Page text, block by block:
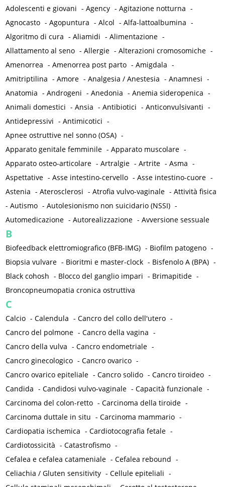
Adolescenti e giovani -Agency -Agitazione notturna -
Agnocasto -Agopuntura -Alcol -Alfa-lattoalbumina -
Algoritmo di cura -Aliamidi -Alimentazione -
Allattamento al seno -Allergie -Alterazioni cromosomiche -
Amenorrea -Amenorrea post parto -Amigdala -
Amitriptilina -Amore -Analgesia / Anestesia -Anamnesi -
Anatomia -Androgeni -Anedonia -Anemia sideropenica -
Animali domestici -Ansia -Antibiotici -Anticonvulsivanti -
Antidepressivi -Antimicotici -
Apnee ostruttive nel sonno (OSA) -
Apparato genitale femminile -Apparato muscolare -
Apparato osteo-articolare -Artralgie -Artrite -Asma -
Aspettative -Asse intestino-cervello -Asse intestino-cuore -
Astenia -Aterosclerosi -Atrofia vulvo-vaginale -Attività fisica
-Autismo -Autolesionismo non suicidario (NSSI) -
Automedicazione -Autorealizzazione -Avversione sessuale
B
Biofeedback elettromiografico (BFB-IMG) - Biofilm patogeno -
Biopsia vulvare - Bioritmi e master-clock - Bisfenolo A (BPA) -
Black cohosh - Blocco del ganglio impari - Brimapitide -
Broncopneumopatia cronica ostruttiva
C
Calcio -Calendula -Cancro del collo dell'utero -
Cancro del polmone -Cancro della vagina -
Cancro della vulva -Cancro endometriale -
Cancro ginecologico -Cancro ovarico -
Cancro ovarico epiteliale -Cancro solido -Cancro tiroideo -
Candida -Candidosi vulvo-vaginale -Capacità funzionale -
Carcinoma del colon-retto -Carcinoma della tiroide -
Carcinoma duttale in situ -Carcinoma mammario -
Cardiopatia ischemica -Cardiotocografia fetale -
Cardiotossicità -Catastrofismo -
Cefalea e cefalea catameniale -Cefalea rebound -
Celiachia / Gluten sensitivity -Cellule epiteliali -